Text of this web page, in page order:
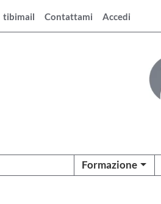
tibimail Contattami Accedi
Formazione